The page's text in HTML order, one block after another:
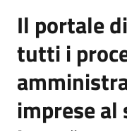
Il portale
tutti i
imprese